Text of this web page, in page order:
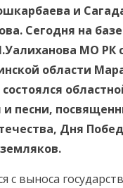
и
Сегодня на
МО РК
области
и песни,
Дня
с выноса